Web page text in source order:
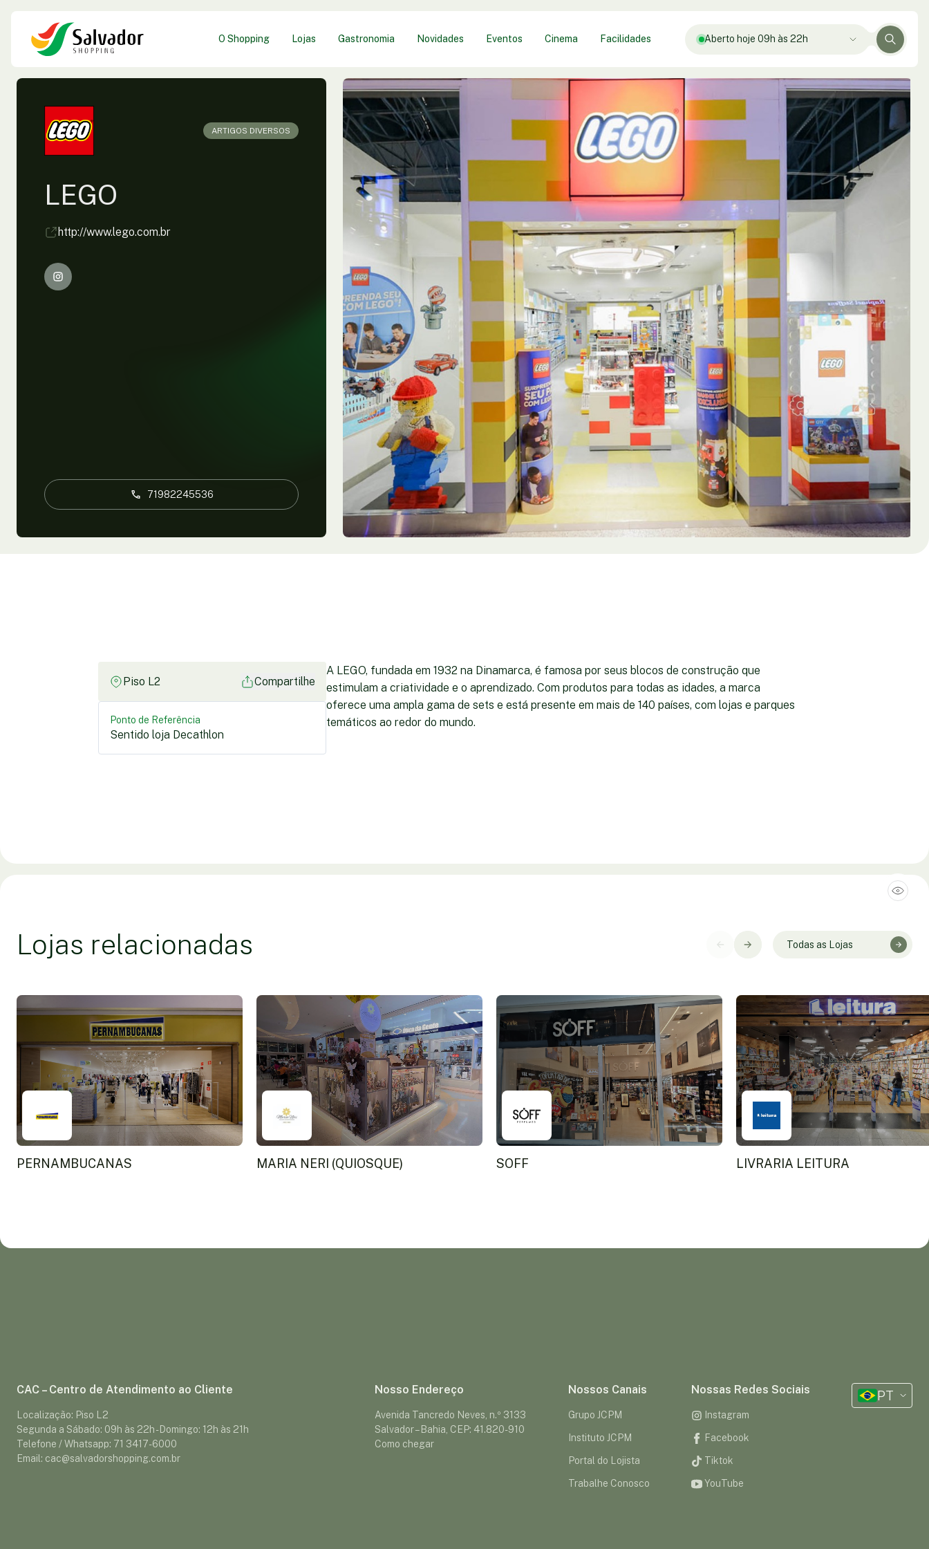
O Shopping Lojas Gastronomia Novidades Eventos Cinema Facilidades Aberto hoje 09h às 22h
ARTIGOS DIVERSOS
LEGO
http://www.lego.com.br
71982245536
Piso L2 Compartilhe
Ponto de Referência
Sentido loja Decathlon
A LEGO, fundada em 1932 na Dinamarca, é famosa por seus blocos de construção que
estimulam a criatividade e o aprendizado. Com produtos para todas as idades, a marca
oferece uma ampla gama de sets e está presente em mais de 140 países, com lojas e parques
temáticos ao redor do mundo.
Lojas relacionadas Todas as Lojas
PERNAMBUCANAS MARIA NERI (QUIOSQUE) SOFF LIVRARIA LEITURA
CAC – Centro de Atendimento ao Cliente
Localização: Piso L2
Segunda a Sábado: 09h às 22h - Domingo: 12h às 21h
Telefone / Whatsapp: 71 3417-6000
Email: cac@salvadorshopping.com.br
Nosso Endereço
Avenida Tancredo Neves, n.º 3133
Salvador – Bahia, CEP: 41.820-910
Como chegar
Nossos Canais
Grupo JCPM
Instituto JCPM
Portal do Lojista
Trabalhe Conosco
Nossas Redes Sociais
Instagram
Facebook
Tiktok
YouTube
PT